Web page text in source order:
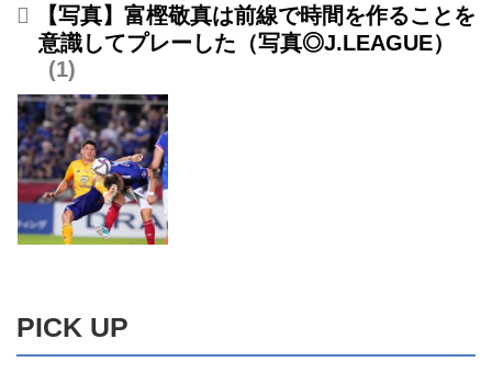
【写真】富樫敬真は前線で時間を作ることを
意識してプレーした（写真◎J.LEAGUE）
1
PICK UP